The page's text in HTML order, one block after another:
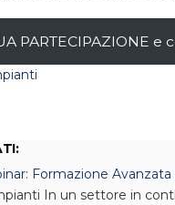
PARTECIPAZIONE
Formazione
In un settore in